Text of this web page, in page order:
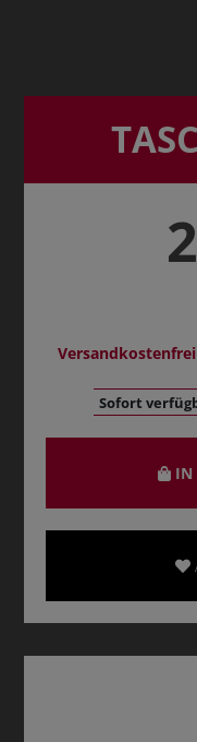
Sofort
IN